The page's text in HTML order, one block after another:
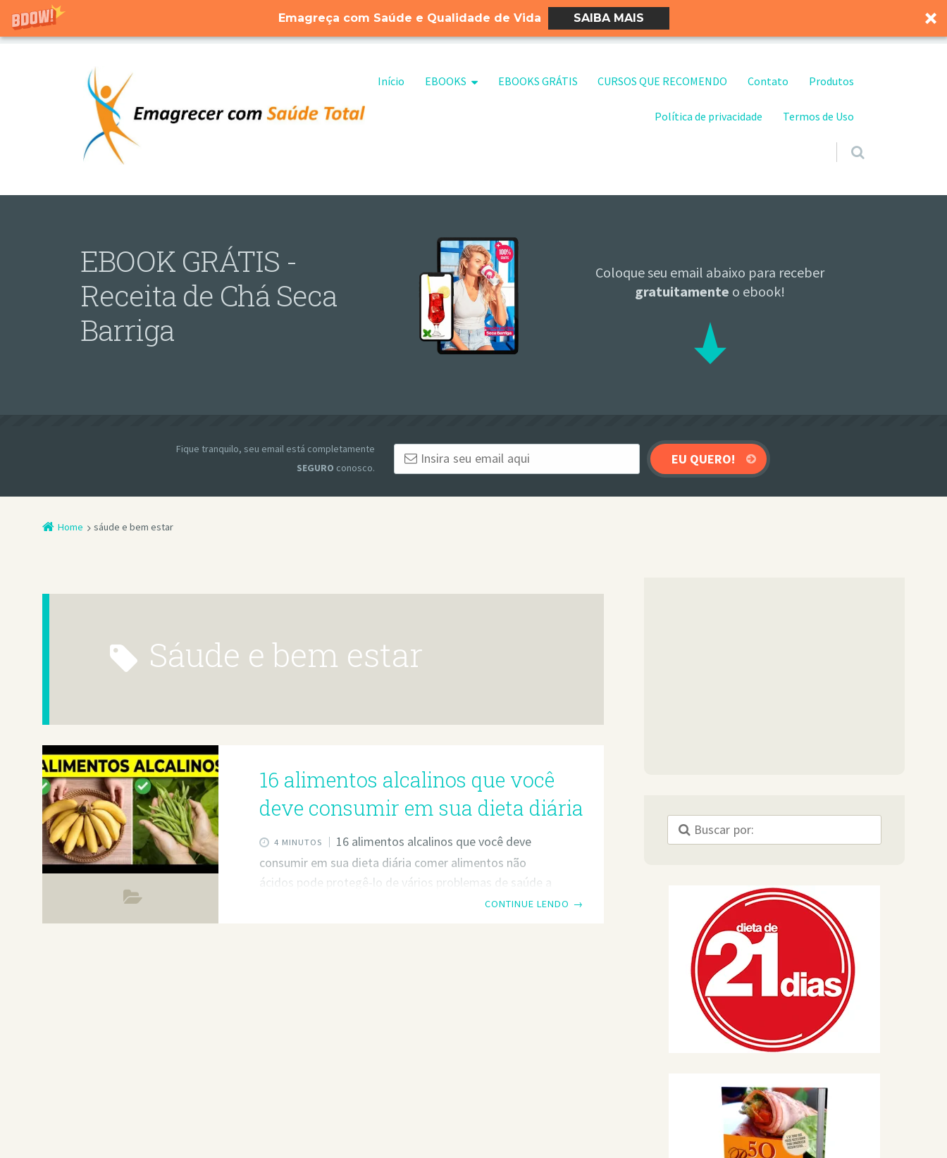
Emagreça com Saúde e Qualidade de Vida SAIBA MAIS
Pular para o conteúdo
Início EBOOKS EBOOKS GRÁTIS CURSOS QUE RECOMENDO Contato Produtos
Política de privacidade Termos de Uso
EBOOK GRÁTIS -
Receita de Chá Seca
Barriga
Coloque seu email abaixo para receber
gratuitamente o ebook!
Fique tranquilo, seu email está completamente
SEGURO conosco.
Home sáude e bem estar
sáude e bem estar
16 alimentos alcalinos que você
deve consumir em sua dieta diária
4 MINUTOS
16 alimentos alcalinos que você deve
consumir em sua dieta diária comer alimentos não
ácidos pode protegê-lo de vários problemas de saúde a
longo praa 16 alimentos alcalinos que você deveCONTINUE LENDO →